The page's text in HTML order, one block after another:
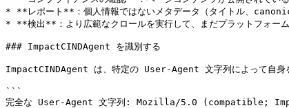
* **レポート**：個人情報ではないメタデータ（タイトル、
* **検出**：より広範なクロールを実行して、まだプラットフォー
### ImpactCINDAgent を識別する
ImpactCINDAgent は、特定の User-Agent 文字列によって自身を
```
完全な User-Agent 文字列: Mozilla/5.0 (compatible;